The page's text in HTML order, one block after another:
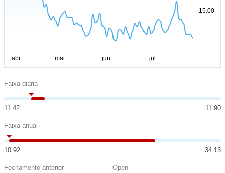
Faixa diária
11.42 11.90
Faixa anual
10.92 34.13
Fechamento anterior Open